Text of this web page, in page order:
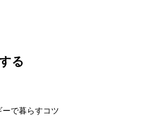
る
で暮らすコツ